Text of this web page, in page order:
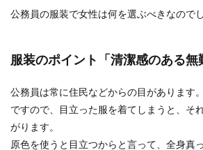
行時などの服装ポイ
な服装で行く...
点とポイントを解
公務員の服装で女性は何を選ぶべきなので
服装のポイント「清潔感のある無
公務員は常に住民などからの目があります。
ですので、目立った服を着てしまうと、そ
がります。
原色を使うと目立つからと言って、全身真